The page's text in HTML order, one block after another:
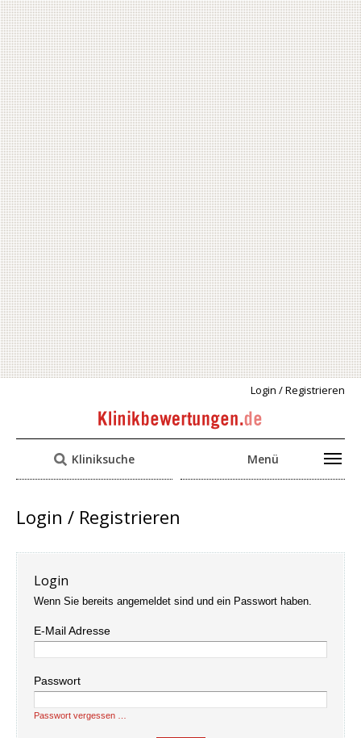
Login / Registrieren
Kliniksuche Menü
Login / Registrieren
Login
Wenn Sie bereits angemeldet sind und ein Passwort haben.
E-Mail Adresse
Passwort
Passwort vergessen …